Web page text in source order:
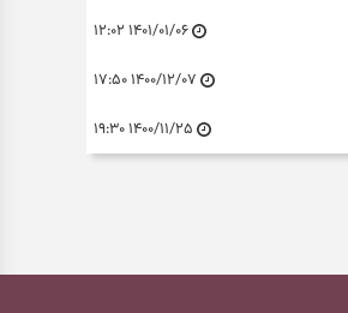
۱۴۰۱/۰۱/۰۶ ۱۲:۰۲
۱۴۰۰/۱۲/۰۷ ۱۷:۵۰
۱۴۰۰/۱۱/۲۵ ۱۹:۳۰